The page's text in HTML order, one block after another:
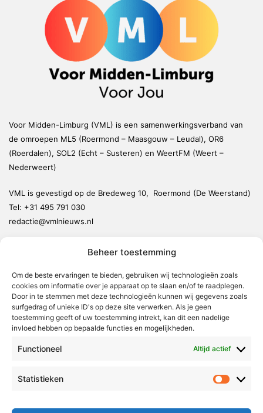
Beheer toestemming
Om de beste ervaringen te bieden, gebruiken wij technologieën zoals
cookies om informatie over je apparaat op te slaan en/of te raadplegen.
Door in te stemmen met deze technologieën kunnen wij gegevens zoals
surfgedrag of unieke ID's op deze site verwerken. Als je geen
toestemming geeft of uw toestemming intrekt, kan dit een nadelige
invloed hebben op bepaalde functies en mogelijkheden.
Functioneel Altijd actief
Statistieken
Voor Midden-Limburg (VML) is een samenwerkingsverband van
de omroepen ML5 (Roermond – Maasgouw – Leudal), OR6
(Roerdalen), SOL2 (Echt – Susteren) en WeertFM (Weert –
Nederweert)
VML is gevestigd op de Bredeweg 10, Roermond (De Weerstand)
Tel: +31 495 791 030
redactie@vmlnieuws.nl
Leudal
Maasgouw
Echt-Susteren
Radio & TV